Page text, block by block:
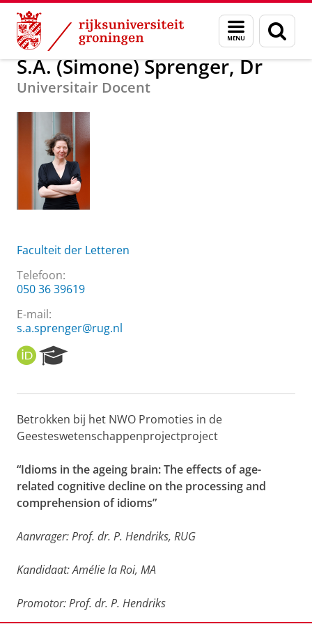
Skip
Content
Skip
Navigation
Menu
en
zoeken
Over ons S.A. (Simone) Sprenger, Dr
S.A. (Simone) Sprenger, Dr
Universitair Docent
Faculteit der Letteren
Telefoon:
050 36 39619
E-mail:
s.a.sprenger@rug.nl
O
R
I
e
r
c
P
o
r
t
l
Betrokken bij het NWO Promoties in de
Geesteswetenschappenprojectproject
“Idioms in the ageing brain: The effects of age-
related cognitive decline on the processing and
comprehension of idioms”
Aanvrager: Prof. dr. P. Hendriks, RUG
Kandidaat: Amélie la Roi, MA
Promotor:Prof. dr. P. Hendriks